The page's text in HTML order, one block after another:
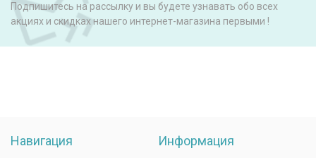
Подпишитесь на рассылку и вы будете узнавать обо всех
акциях и скидках нашего интернет-магазина первыми !
Навигация Информация